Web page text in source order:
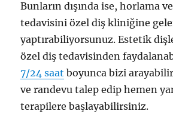
Bunların dışında ise, horlama
tedavisini özel diş kliniğine
yaptırabiliyorsunuz. Estetik
özel diş tedavisinden
7/24 saat boyunca bizi
ve randevu talep edip hemen
terapilere başlayabilirsiniz.